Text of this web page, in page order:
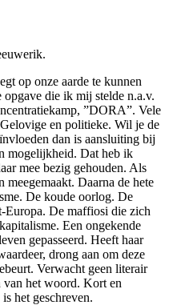
op onze aarde te kunnen
die ik mij stelde n.a.v.
”DORA”. Vele
en politieke. Wil je de
dan is aansluiting bij
mogelijkheid. Dat heb ik
mee bezig gehouden. Als
Daarna de hete
De koude oorlog. De
Europa. De maffiosi die zich
Een ongekende
gepasseerd. Heeft haar
drong aan om deze
Verwacht geen literair
het woord. Kort en
het geschreven.